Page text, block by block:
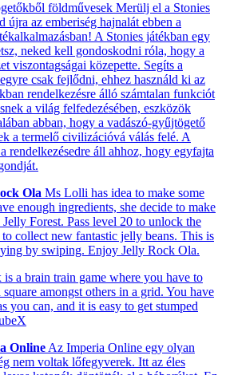
földművesek Merülj el a Stonies
újra az emberiség hajnalát ebben a
A Stonies játékban egy
neked kell gondoskodni róla, hogy a
viszontagságai közepette. Segíts a
csak fejlődni, ehhez használd ki az
rendelkezésre álló számtalan funkciót
a világ felfedezésében, eszközök
abban, hogy a vadászó-gyűjtögető
a termelő civilizációvá válás felé. A
rendelkezésedre áll ahhoz, hogy egyfajta
Ola Ms Lolli has idea to make some
enough ingredients, she decide to make
Forest. Pass level 20 to unlock the
collect new fantastic jelly beans. This is
by swiping. Enjoy Jelly Rock Ola.
is a brain train game where you have to
amongst others in a grid. You have
you can, and it is easy to get stumped
Online Az Imperia Online egy olyan
nem voltak lőfegyverek. Itt az éles